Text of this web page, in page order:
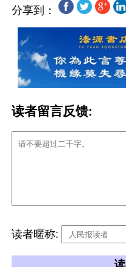
分享到：
读者留言反馈:
读者暱称: